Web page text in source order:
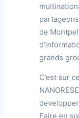
de
grands
C’est sur
Faire en